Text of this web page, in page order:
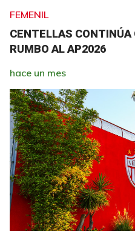
FEMENIL
CENTELLAS CONTINÚA
RUMBO AL AP2026
hace un mes